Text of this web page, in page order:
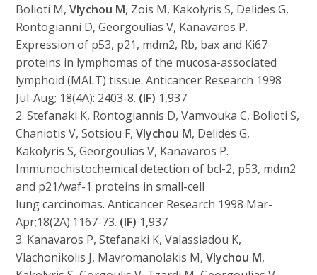
Bolioti M,Vlychou M, Zois M, Kakolyris S, Delides G,
Rontogianni D, Georgoulias V, Kanavaros P.
Expression of p53, p21, mdm2, Rb, bax and Ki67
proteins in lymphomas of the mucosa-associated
lymphoid (MALT) tissue. Anticancer Research 1998
Jul-Aug; 18(4A): 2403-8. (IF) 1,937
2. Stefanaki K, Rontogiannis D, Vamvouka C, Bolioti S,
Chaniotis V, Sotsiou F,Vlychou M, Delides G,
Kakolyris S, Georgoulias V, Kanavaros P.
Immunochistochemical detection of bcl-2, p53, mdm2
and p21/waf-1 proteins in small-cell
lung carcinomas. Anticancer Research 1998 Mar-
Apr;18(2A):1167-73. (IF) 1,937
3. Kanavaros P, Stefanaki K, Valassiadou K,
Vlachonikolis J, Mavromanolakis M,Vlychou M,